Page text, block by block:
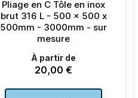
Pliage en C Tôle en inox
brut 316 L - 500 x 500 x
500mm - 3000mm - sur
mesure
À partir de
Prix
20,00 €